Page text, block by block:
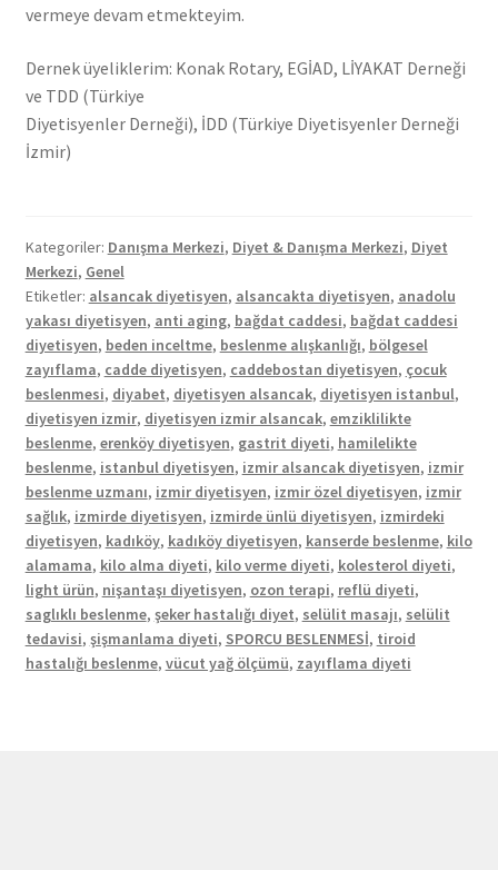
vermeye devam etmekteyim.
Dernek üyeliklerim: Konak Rotary, EGİAD, LİYAKAT Derneği
ve TDD (Türkiye
Diyetisyenler Derneği), İDD (Türkiye Diyetisyenler Derneği
İzmir)
Kategoriler: Danışma Merkezi, Diyet & Danışma Merkezi, Diyet
Merkezi, Genel
Etiketler: alsancak diyetisyen, alsancakta diyetisyen, anadolu
yakası diyetisyen, anti aging, bağdat caddesi, bağdat caddesi
diyetisyen, beden inceltme, beslenme alışkanlığı, bölgesel
zayıflama, cadde diyetisyen, caddebostan diyetisyen, çocuk
beslenmesi, diyabet, diyetisyen alsancak, diyetisyen istanbul,
diyetisyen izmir, diyetisyen izmir alsancak, emziklilikte
beslenme, erenköy diyetisyen, gastrit diyeti, hamilelikte
beslenme, istanbul diyetisyen, izmir alsancak diyetisyen, izmir
beslenme uzmanı, izmir diyetisyen, izmir özel diyetisyen, izmir
sağlık, izmirde diyetisyen, izmirde ünlü diyetisyen, izmirdeki
diyetisyen, kadıköy, kadıköy diyetisyen, kanserde beslenme, kilo
alamama, kilo alma diyeti, kilo verme diyeti, kolesterol diyeti,
light ürün, nişantaşı diyetisyen, ozon terapi, reflü diyeti,
saglıklı beslenme, şeker hastalığı diyet, selülit masajı, selülit
tedavisi, şişmanlama diyeti, SPORCU BESLENMESİ, tiroid
hastalığı beslenme, vücut yağ ölçümü, zayıflama diyeti